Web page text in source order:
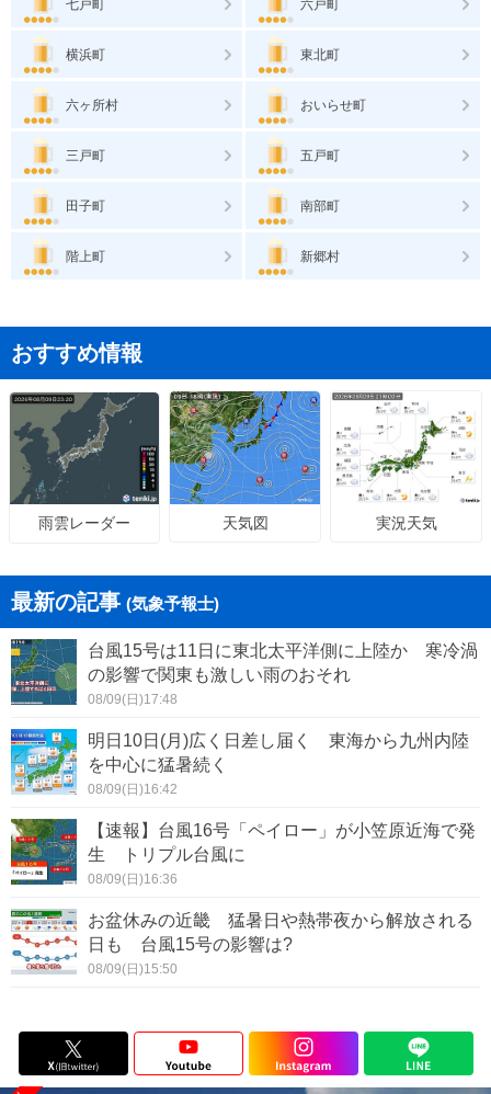
七戸町 六戸町
横浜町 東北町
六ヶ所村 おいらせ町
三戸町 五戸町
田子町 南部町
階上町 新郷村
おすすめ情報
雨雲レーダー 天気図 実況天気
最新の記事 (気象予報士)
台風15号は11日に東北太平洋側に上陸か 寒冷渦
の影響で関東も激しい雨のおそれ
08/09(日)17:48
明日10日(月)広く日差し届く 東海から九州内陸
を中心に猛暑続く
08/09(日)16:42
【速報】台風16号「ペイロー」が小笠原近海で発
生 トリプル台風に
08/09(日)16:36
お盆休みの近畿 猛暑日や熱帯夜から解放される
日も 台風15号の影響は?
08/09(日)15:50